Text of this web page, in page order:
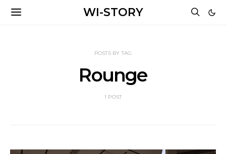
WI-STORY
POSTS BY TAG
Rounge
1 POST